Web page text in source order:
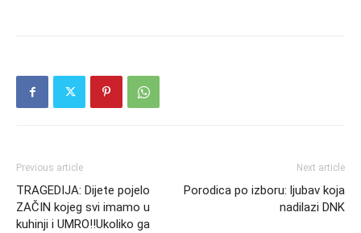
Previous article
TRAGEDIJA: Dijete pojelo
ZAČIN kojeg svi imamo u
kuhinji i UMRO!!Ukoliko ga
Next article
Porodica po izboru: ljubav koja
nadilazi DNK